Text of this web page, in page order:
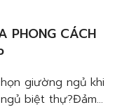
PHONG CÁCH
giường ngủ khi
biệt thự?Đảm